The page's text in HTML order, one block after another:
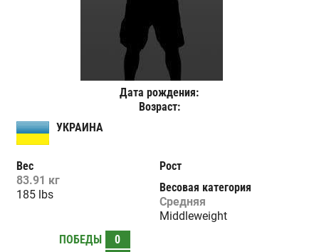
Дата рождения:
Возраст:
УКРАИНА
Вес
83.91 кг
185 lbs
Рост
Весовая категория
Средняя
Middleweight
ПОБЕДЫ
0